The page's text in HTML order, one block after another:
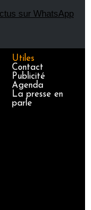
Utiles
Contact
Publicité
Agenda
La presse en
parle